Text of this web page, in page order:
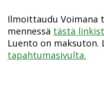
Ilmoittaudu Voimana
mennessä tästä
Luento on maksuton.
tapahtumasivulta.